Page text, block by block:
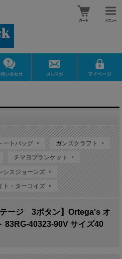
ートバッグ ガンズクラフト
チマヨブランケット
シスジョーンズ
ト・ターコイズ
テージ 3ボタン】Ortega's オ
83RG-40323-90V サイズ40